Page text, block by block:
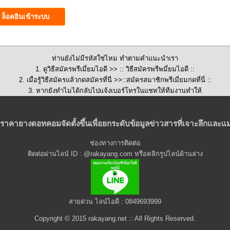
ท่านยังไม่มีรหัสใช่ไหม ทำตามคำแนะนำเรา
1. ดูวิธีสมัครพรีเมี่ยมไอดี >> :: วิธีสมัครพรีพมี่ยมไอดี ::
2. เมื่อรู้วิธีสมัครแล้วกดสมัครที่นี่ >>::สมัครสมาชิกพรีเมี่ยมกดที่นี่ ::
3. หากยังทำไมได้กลับไปแจ้งเบอร์โทรในแชทให้ทีมงานทำให้
ราคายางดอทคอมจัดตั้งขึ้นเพื่อยกระดับข้อมูลข่าวสารที่เจาะลึกและ
ช่องทางการติดต่อ
ติดต่อผ่านไลน์ ID : @rakayang.com หรือคลิกรูปไลน์ด้านล่าง
สายด่วน ไลน์ไอดี : 0849693999
Copyright © 2015 rakayang.net :: All Rights Reserved.